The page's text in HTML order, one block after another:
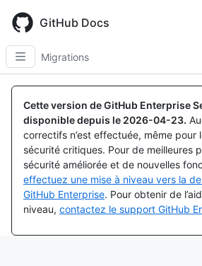
main
content
GitHub Docs
Migrations
Cette version de GitHub Enterprise
disponible depuis le 2026-04-23.
correctifs n’est effectuée, même pour
sécurité critiques. Pour de meilleures
sécurité améliorée et de nouvelles
effectuez une mise à niveau vers la
GitHub Enterprise. Pour obtenir de
niveau, contactez le support GitHub